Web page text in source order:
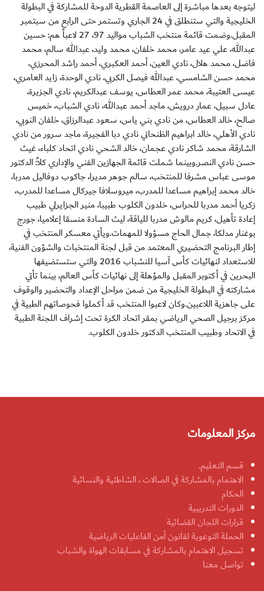
ليتوجه بعدها مباشرة إلى العاصمة القطرية الدوحة للمشاركة في البطولة
الخليجية والتي ستنطلق في 24 الجاري وتستمر حتى الرابع من سبتمبر
المقبل.وضمت قائمة منتخب الشباب مواليد 97، 27 لاعباً هم: حسين
عبدالله، علي عيد عامر، محمد خلفان، محمد وليد، عبدالله سالم، محمد
فاضل، محمد هلال، نادي العين، أحمد العكبري، أحمد راشد المحرزي،
محمد حسن الشامسي، عبدالله فيصل الكربي، نادي الوحدة، زايد العامري،
عيسى العتيبة، محمد عمر العطاس، يوسف عبدالكريم، نادي الجزيرة،
عادل سبيل، عمار درويش، ماجد أحمد عبدالله، نادي الشباب، خميس
صالح، خالد العطاس، من نادي بني ياس، سعود عبدالرزاق، خلفان النوبي،
نادي الأهلي، خالد ابراهيم الظنحاني نادي دبا الفجيرة، ماجد سرور من نادي
الشارقة، محمد شاكر نادي عجمان، خالد الشحي نادي اتحاد كلباء، غيث
حسن نادي النصر.وبينما شملت قائمة الجهازين الفني والإداري كلاً: الدكتور
موسى عباس مشرفا للمنتخب، سالم جوهر مديرا، جاكوب دوفاليل مدربا،
خالد محمد إبراهيم مساعدا للمدرب، ميروسلافا جيركال مساعدا للمدرب،
زكريا أحمد مدربا للحراس، خلدون الكلوب طبيبا، منير الجزايرلي طبيب
إعادة تأهيل، كريم مالوش مدربا للياقة، ليث السادة منسقا إعلاميا، جورج
بوغنار مدلكا، جمال الحاج مسؤولا للمهمات.ويأتي معسكر المنتخب في
إطار البرنامج التحضيري المعتمد من قبل لجنة المنتخبات والشؤون الفنية،
للاستعداد لنهائيات كأس آسيا للنشباب 2016 والتي ستستضيفها
البحرين في أكتوبر المقبل والمؤهلة إلى نهائيات كأس العالم، بينما تأتي
مشاركته في البطولة الخليجية من ضمن مراحل الإعداد والتحضير والوقوف
على جاهزية اللاعبين.وكان لاعبوا المنتخب قد أكملوا فحوصاتهم الطبية في
مركز برجيل الصحي الرياضي بمقر اتحاد الكرة تحت إشراف اللجنة الطبية
في الاتحاد وطبيب المنتخب الدكتور خلدون الكلوب.
مركز المعلومات
قسم التعليم.
الاهتمام بالمشاركة في الصالات ، الشاطئية والنسائية
الحكام
الدورات التدريبية
قرارات اللجان القضائية
الحملة التوعوية لقانون أمن الفاعليات الرياضية
تسجيل الاهتمام بالمشاركة في مسابقات الهواة والشباب
تواصل معنا